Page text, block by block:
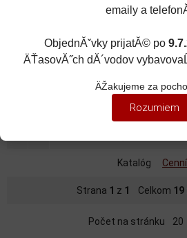
ZÁVODNÉ MOTORKY
Katalóg
Strana 1 z 1 Celkom 19
Počet na stránku 20
emaily a
ObjednĂˇvky prijatĂ© po
ÄŤasovĂ˝ch dĂ´vodov
ÄŽakujeme za
Rozumiem